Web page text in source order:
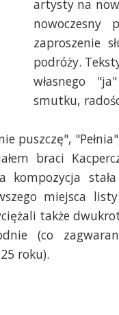
artysty na
zaproszenie
podróży.
własnego
smutku,
puszczę",
braci
miejsca
także
(co
roku).